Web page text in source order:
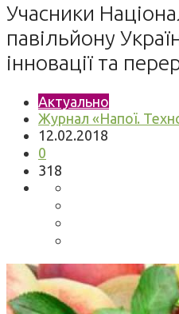
Учасники
павільйону
інновації та
Актуально
Журнал «Напої.
12.02.2018
0
318